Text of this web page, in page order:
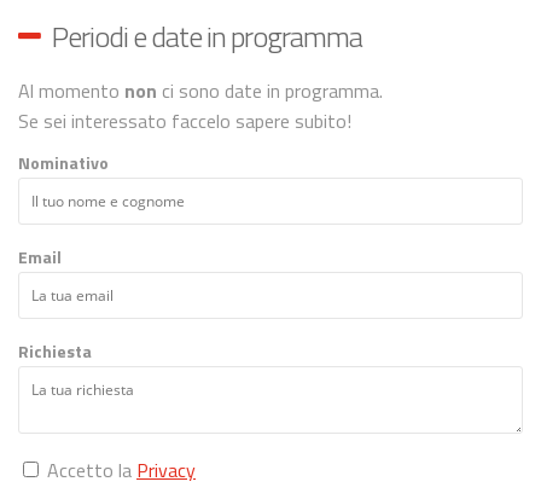
Periodi e date in programma
Al momento non ci sono date in programma.
Se sei interessato faccelo sapere subito!
Nominativo
Email
Richiesta
Accetto la Privacy